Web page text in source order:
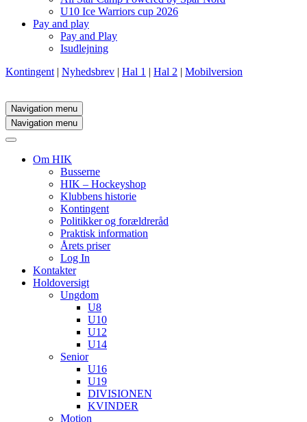
U10 Ice Warriors cup 2026
Pay and play
Pay and Play
Isudlejning
Kontingent | Nyhedsbrev | Hal 1 | Hal 2 | Mobilversion
Navigation menu
Navigation menu
Om HIK
Busserne
HIK – Hockeyshop
Klubbens historie
Kontingent
Politikker og forældreråd
Praktisk information
Årets priser
Log In
Kontakter
Holdoversigt
Ungdom
U8
U10
U12
U14
Senior
U16
U19
DIVISIONEN
KVINDER
Motion